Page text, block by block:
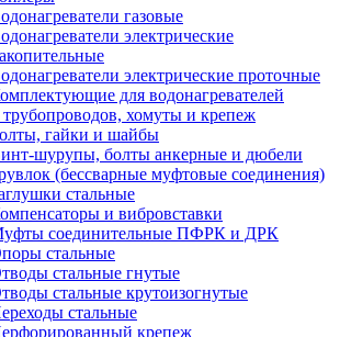
газовые
электрические
электрические проточные
для водонагревателей
трубопроводов, хомуты и крепеж
гайки и шайбы
шурупы, болты анкерные и дюбели
(бессварные муфтовые соединения)
стальные
и вибровставки
соединительные ПФРК и ДРК
стальные
стальные гнутые
стальные крутоизогнутые
стальные
крепеж